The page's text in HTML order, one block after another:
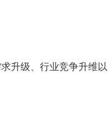
升级、行业竞争升维以